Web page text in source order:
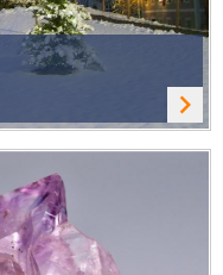
navigate_next